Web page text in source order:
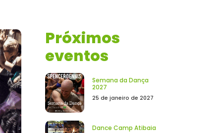
Próximos
eventos
Semana da Dança
2027
25 de janeiro de 2027
Dance Camp Atibaia